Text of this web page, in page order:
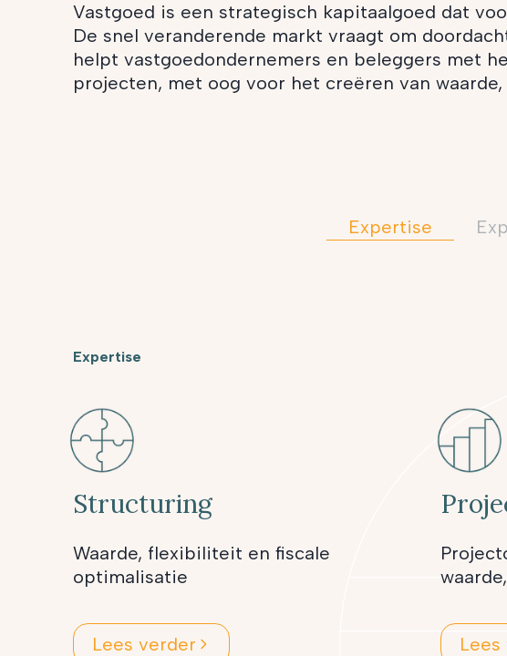
Vastgoed is een strategisch kapitaalgoed dat
De snel veranderende markt vraagt om
helpt vastgoedondernemers en beleggers met
projecten, met oog voor het creëren van
Expertise
Expertise
Structuring
Waarde, flexibiliteit en fiscale
optimalisatie
Lees verder